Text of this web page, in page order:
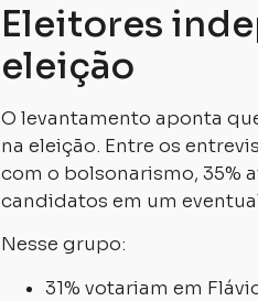
Eleitores
eleição
O levantamento aponta
na eleição. Entre os
com o bolsonarismo, 35%
candidatos em um
Nesse grupo:
31% votariam em